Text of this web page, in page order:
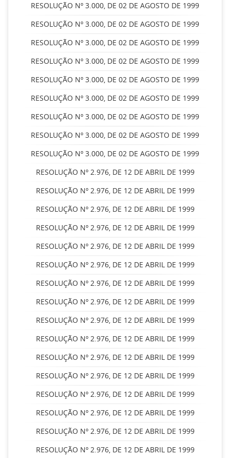
RESOLUÇÃO Nº 3.000, DE 02 DE AGOSTO DE 1999
RESOLUÇÃO Nº 3.000, DE 02 DE AGOSTO DE 1999
RESOLUÇÃO Nº 3.000, DE 02 DE AGOSTO DE 1999
RESOLUÇÃO Nº 3.000, DE 02 DE AGOSTO DE 1999
RESOLUÇÃO Nº 3.000, DE 02 DE AGOSTO DE 1999
RESOLUÇÃO Nº 3.000, DE 02 DE AGOSTO DE 1999
RESOLUÇÃO Nº 3.000, DE 02 DE AGOSTO DE 1999
RESOLUÇÃO Nº 3.000, DE 02 DE AGOSTO DE 1999
RESOLUÇÃO Nº 3.000, DE 02 DE AGOSTO DE 1999
RESOLUÇÃO Nº 2.976, DE 12 DE ABRIL DE 1999
RESOLUÇÃO Nº 2.976, DE 12 DE ABRIL DE 1999
RESOLUÇÃO Nº 2.976, DE 12 DE ABRIL DE 1999
RESOLUÇÃO Nº 2.976, DE 12 DE ABRIL DE 1999
RESOLUÇÃO Nº 2.976, DE 12 DE ABRIL DE 1999
RESOLUÇÃO Nº 2.976, DE 12 DE ABRIL DE 1999
RESOLUÇÃO Nº 2.976, DE 12 DE ABRIL DE 1999
RESOLUÇÃO Nº 2.976, DE 12 DE ABRIL DE 1999
RESOLUÇÃO Nº 2.976, DE 12 DE ABRIL DE 1999
RESOLUÇÃO Nº 2.976, DE 12 DE ABRIL DE 1999
RESOLUÇÃO Nº 2.976, DE 12 DE ABRIL DE 1999
RESOLUÇÃO Nº 2.976, DE 12 DE ABRIL DE 1999
RESOLUÇÃO Nº 2.976, DE 12 DE ABRIL DE 1999
RESOLUÇÃO Nº 2.976, DE 12 DE ABRIL DE 1999
RESOLUÇÃO Nº 2.976, DE 12 DE ABRIL DE 1999
RESOLUÇÃO Nº 2.976, DE 12 DE ABRIL DE 1999